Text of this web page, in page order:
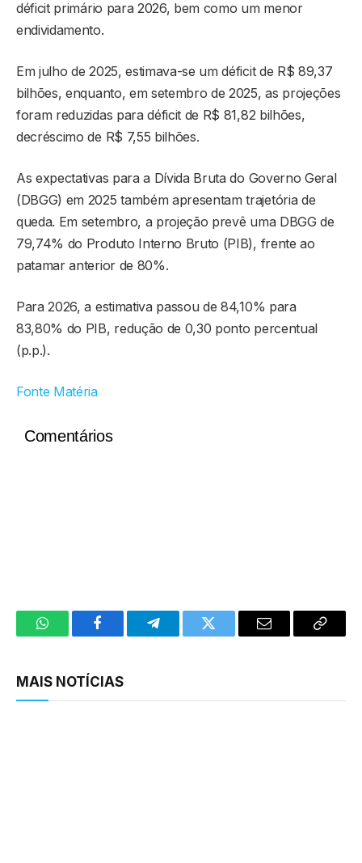
déficit primário para 2026, bem como um menor
endividamento.
Em julho de 2025, estimava-se um déficit de R$ 89,37
bilhões, enquanto, em setembro de 2025, as projeções
foram reduzidas para déficit de R$ 81,82 bilhões,
decréscimo de R$ 7,55 bilhões.
As expectativas para a Dívida Bruta do Governo Geral
(DBGG) em 2025 também apresentam trajetória de
queda. Em setembro, a projeção prevê uma DBGG de
79,74% do Produto Interno Bruto (PIB), frente ao
patamar anterior de 80%.
Para 2026, a estimativa passou de 84,10% para
83,80% do PIB, redução de 0,30 ponto percentual
(p.p.).
Fonte Matéria
Comentários
WhatsAppFacebookTelegramTwitter Email
Copy
MAIS NOTÍCIAS